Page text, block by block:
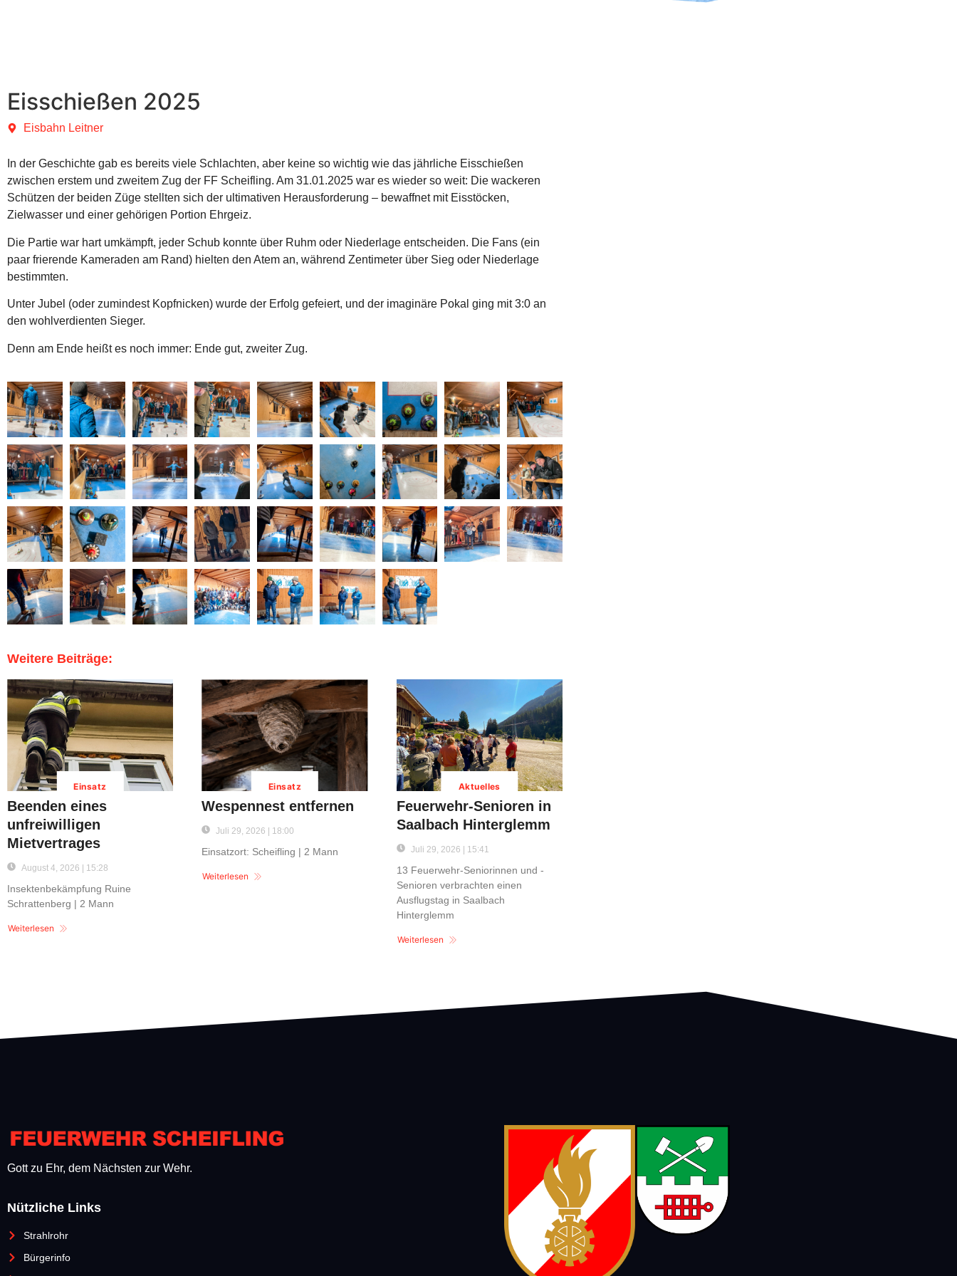
Eisschießen 2025
Eisbahn Leitner
In der Geschichte gab es bereits viele Schlachten, aber keine so wichtig wie das jährliche Eisschießen
zwischen erstem und zweitem Zug der FF Scheifling. Am 31.01.2025 war es wieder so weit: Die wackeren
Schützen der beiden Züge stellten sich der ultimativen Herausforderung – bewaffnet mit Eisstöcken,
Zielwasser und einer gehörigen Portion Ehrgeiz.
Die Partie war hart umkämpft, jeder Schub konnte über Ruhm oder Niederlage entscheiden. Die Fans (ein
paar frierende Kameraden am Rand) hielten den Atem an, während Zentimeter über Sieg oder Niederlage
bestimmten.
Unter Jubel (oder zumindest Kopfnicken) wurde der Erfolg gefeiert, und der imaginäre Pokal ging mit 3:0 an
den wohlverdienten Sieger.
Denn am Ende heißt es noch immer: Ende gut, zweiter Zug.
Weitere Beiträge:
Einsatz
Beenden eines
unfreiwilligen
Mietvertrages
August 4, 2026 | 15:28
Insektenbekämpfung Ruine
Schrattenberg | 2 Mann
Weiterlesen
Einsatz
Wespennest entfernen
Juli 29, 2026 | 18:00
Einsatzort: Scheifling | 2 Mann
Weiterlesen
Aktuelles
Feuerwehr-Senioren in
Saalbach Hinterglemm
Juli 29, 2026 | 15:41
13 Feuerwehr-Seniorinnen und -
Senioren verbrachten einen
Ausflugstag in Saalbach
Hinterglemm
Weiterlesen
Gott zu Ehr, dem Nächsten zur Wehr.
Nützliche Links
Strahlrohr
Bürgerinfo